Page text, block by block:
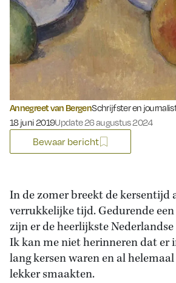
Annegreet van BergenSchrijfster en
Gepubliceerd op:
18 juni 2019Update 26 augustus 2024
Bewaar bericht
In de zomer breekt de kersentijd
verrukkelijke tijd. Gedurende
zijn er de heerlijkste
Ik kan me niet herinneren dat er
lang kersen waren en al
lekker smaakten.